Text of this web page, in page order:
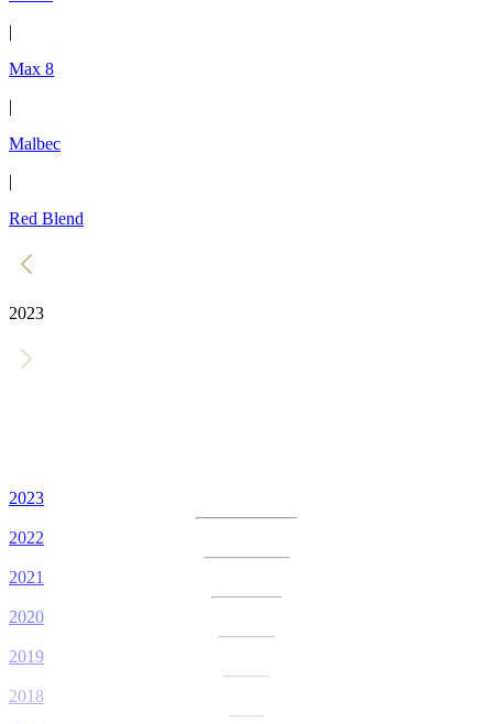
|
Max 8
|
Malbec
|
Red Blend
2023
2023
2022
2021
2020
2019
2018